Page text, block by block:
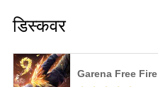
डिस्कवर
Garena Free Fire